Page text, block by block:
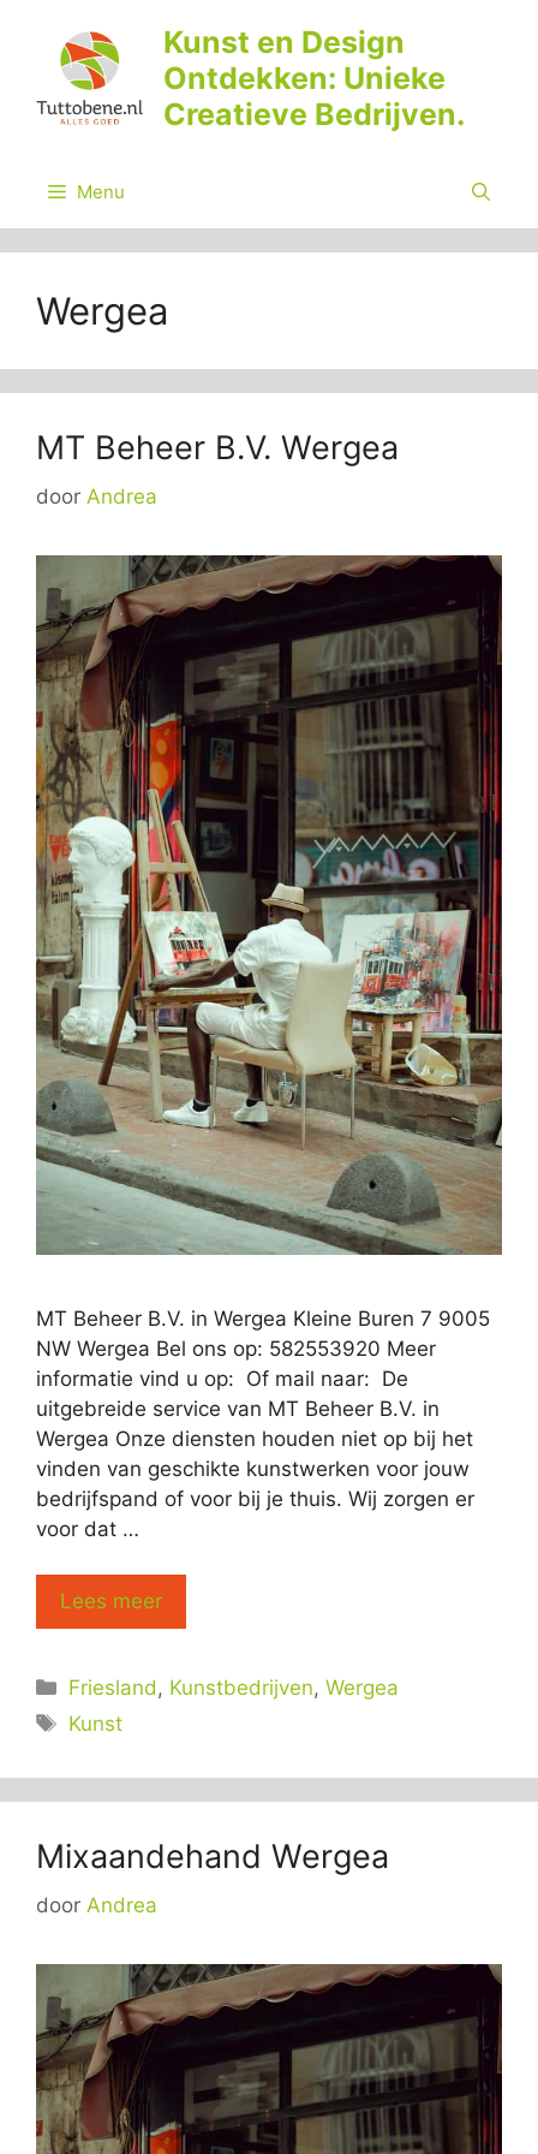
inhoud
Kunst en Design
Ontdekken: Unieke
Creatieve Bedrijven.
Menu
Wergea
MT Beheer B.V. Wergea
door Andrea
MT Beheer B.V. in Wergea Kleine Buren 7 9005
NW Wergea Bel ons op: 582553920 Meer
informatie vind u op: Of mail naar: De
uitgebreide service van MT Beheer B.V. in
Wergea Onze diensten houden niet op bij het
vinden van geschikte kunstwerken voor jouw
bedrijfspand of voor bij je thuis. Wij zorgen er
voor dat …
Lees meer
Categorieën
Friesland, Kunstbedrijven,Wergea
Tags
Kunst
Mixaandehand Wergea
door Andrea